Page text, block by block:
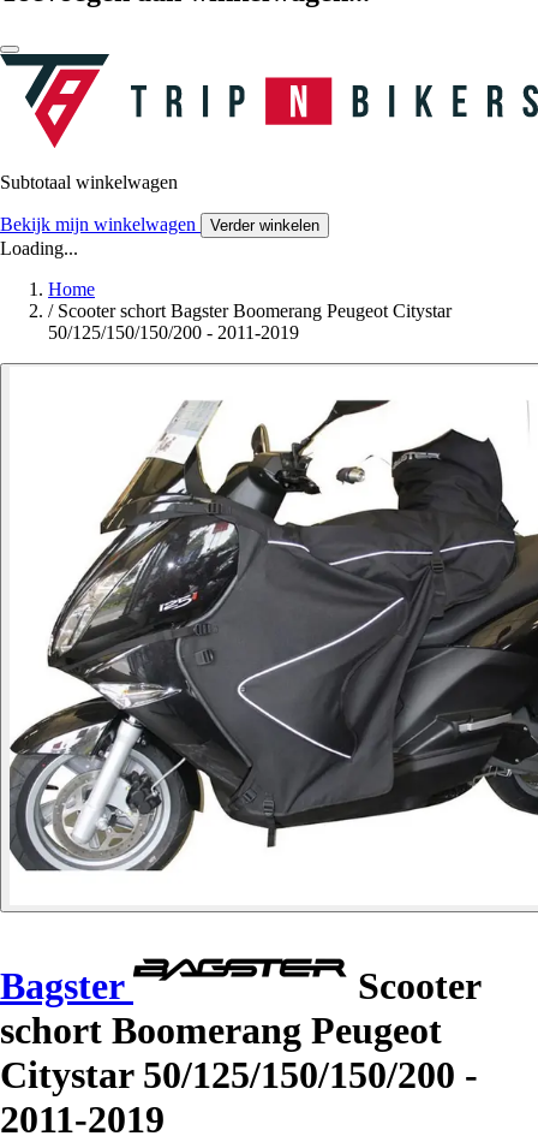
Subtotaal winkelwagen
Bekijk mijn winkelwagen Verder winkelen
Loading...
Home
/ Scooter schort Bagster Boomerang Peugeot Citystar
50/125/150/150/200 - 2011-2019
Bagster
Scooter
schort Boomerang Peugeot
Citystar 50/125/150/150/200 -
2011-2019